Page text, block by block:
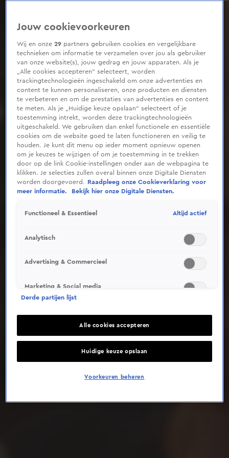
seconds
Deze video is niet beschikbaar op je huidige locatie
Jouw cookievoorkeuren
Wij en onze29 partners gebruiken cookies en vergelijkbare
technieken om informatie te verzamelen over jou als gebruiker
van onze website(s), jouw gedrag en jouw apparaten. Als je
„Alle cookies accepteren” selecteert, worden
trackingtechnologieën ingeschakeld om onze advertenties en
content te kunnen personaliseren, onze producten en diensten
te verbeteren en om de prestaties van advertenties en content
te meten. Als je „Huidige keuze opslaan” selecteert of je
toestemming intrekt, worden deze trackingtechnologieën
uitgeschakeld. We gebruiken dan enkel functionele en essentiële
cookies om de website goed te laten functioneren en veilig te
houden. Je kunt dit menu op ieder moment opnieuw openen
om je keuzes te wijzigen of om je toestemming in te trekken
door op de link Cookie-instellingen onder aan de webpagina te
klikken. Je selecties zullen overal binnen onze Digitale Diensten
worden doorgevoerd.
Raadpleeg onze Cookieverklaring voor
meer informatie.
Bekijk hier onze Digitale Diensten.
Functioneel & Essentieel Altijd actief
Analytisch
Advertising & Commercieel
Marketing & Social media
Derde partijen lijst
Alle cookies accepteren
Huidige keuze opslaan
Voorkeuren beheren